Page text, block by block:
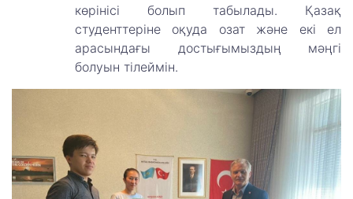
көрінісі болып табылады. Қазақ
студенттеріне оқуда озат және екі ел
арасындағы достығымыздың мәңгі
болуын тілеймін.